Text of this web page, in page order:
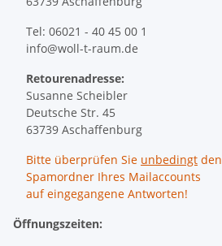
Tel: 06021 - 40 45 00 1
info@woll-t-raum.de
Retourenadresse:
Susanne Scheibler
Deutsche Str. 45
63739 Aschaffenburg
Bitte überprüfen Sie unbedingt den
Spamordner Ihres Mailaccounts
auf eingegangene Antworten!
Öffnungszeiten: